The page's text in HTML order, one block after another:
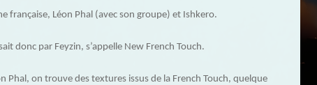
française, Léon Phal (avec son groupe) et Ishkero.
donc par Feyzin, s’appelle New French Touch.
Phal, on trouve des textures issus de la French Touch, quelque